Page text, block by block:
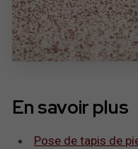
En savoir plus
Pose de tapis de